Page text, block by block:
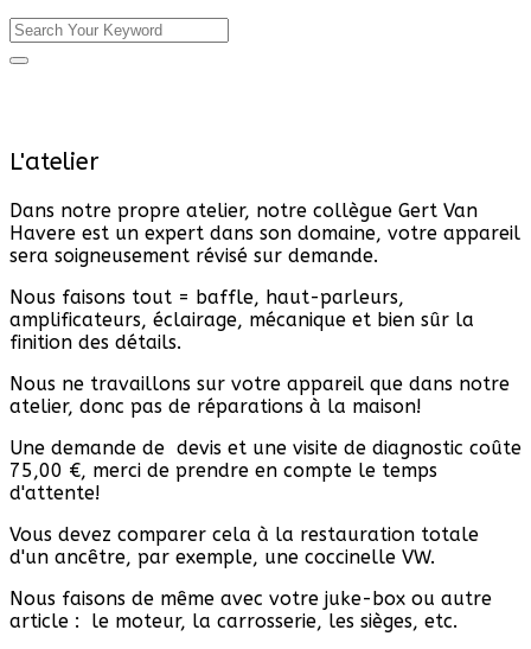
L'atelier
Dans notre propre atelier, notre collègue Gert Van
Havere est un expert dans son domaine, votre appareil
sera soigneusement révisé sur demande.
Nous faisons tout = baffle, haut-parleurs,
amplificateurs, éclairage, mécanique et bien sûr la
finition des détails.
Nous ne travaillons sur votre appareil que dans notre
atelier, donc pas de réparations à la maison!
Une demande de devis et une visite de diagnostic coûte
75,00 €, merci de prendre en compte le temps
d'attente!
Vous devez comparer cela à la restauration totale
d'un ancêtre, par exemple, une coccinelle VW.
Nous faisons de même avec votre juke-box ou autre
article : le moteur, la carrosserie, les sièges, etc.